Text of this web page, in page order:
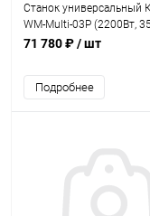
Станок универсальный
WM-Multi-03P (2200Вт,
мин, 70мм,3 ножа)
71 780 ₽/ шт
Подробнее